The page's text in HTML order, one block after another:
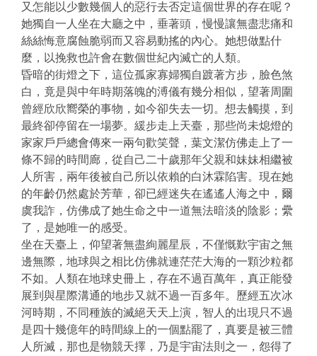
又怎能以少數幾個人的惡行去否定這個世界的存在呢？
她獨自一人坐在大廳之中，垂著頭，慢慢讓無盡悲痛和
絲絲悔意腐蝕脆弱而又容易動搖的內心。她想做點什
麼，以挽救也許會在數個世紀內滅亡的人類。
昏暗的街燈之下，這位孤家寡婦獨自踱著方步，臉色煞
白，竟是與中年時期落魄的溥儀有幾分相似，望著周圍
曾經欣欣嚮榮的事物，如今卻失去一切。想去觸摸，到
最終卻停留在一場夢。緩步走上天臺，那些尚未熄燈的
家家戶戶總會傳來一兩句歡笑聲，葉文潔仿佛走上了一
條不歸的時間廊，從自己二十歲那年父親和妹妹相繼被
人所害，兩年後被自己所以依賴的白沐霖陷害。現在她
的年齡仍然處於芳華，卻已經迷失在遙遙人海之中，爾
虞我詐，仿佛成了她生命之中一道無法暗淡的陰影；纍
了，是她唯一的感受。
坐在天臺上，仰望著無盡絢麗星辰，不僅慨歎宇宙之無
邊無際，地球與之相比仿佛就連茫茫大海的一顆沙粒都
不如。人類在地球史冊上，存在不過百萬年，真正能發
展到與星際溝通的地步又就不過一百多年。歷經五次冰
河時期，不同種族的滅絕天天上演，智人的出現只不過
是四十幾億年的時間線上的一個點罷了，真要是被三體
人所滅，那也是物競天擇，乃是宇宙法則之一，怨得了